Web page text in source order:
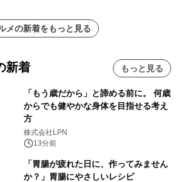
メの新着をもっと見る
新着 もっと見る
「もう歳だから」と諦める前に。 何歳
からでも健やかな身体を目指せる考え
方
株式会社LPN
13分前
「胃腸が疲れた日に、作ってみません
か？」胃腸にやさしいレシピ